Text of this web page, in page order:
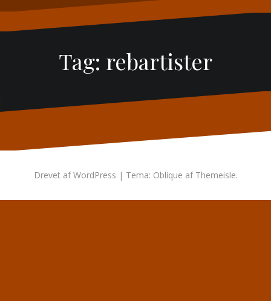
Tag: rebartister
Drevet af WordPress | Tema: Oblique af Themeisle.